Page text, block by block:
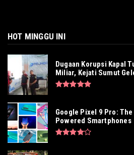
HOT MINGGU INI
Dugaan Korupsi Kapal
Miliar, Kejati Sumut
Google Pixel 9 Pro:
Powered Smartphones